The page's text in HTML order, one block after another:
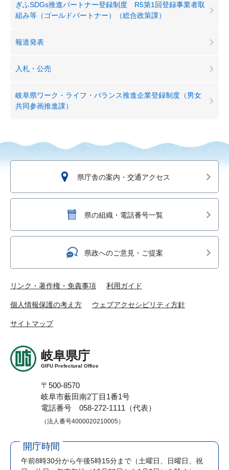
ぎふSDGs推進パートナー登録制度 R5第1回登録事業者取
組み等（ゴールドパートナー）（総合政策課）
報道発表
入札・公売
岐阜県ワーク・ライフ・バランス推進企業登録制度（男女
共同参画推進課）
県庁舎の案内・交通アクセス
県の組織・電話番号一覧
県政へのご意見・ご提案
リンク・著作権・免責事項 利用ガイド
個人情報保護の考え方 ウェブアクセシビリティ方針
サイトマップ
岐阜県庁
GIFU Prefectural Office
〒500-8570
岐阜市薮田南2丁目1番1号
電話番号 058-272-1111（代表）
（法人番号4000020210005）
開庁時間
午前8時30分から午後5時15分まで （土曜日、日曜日、祝